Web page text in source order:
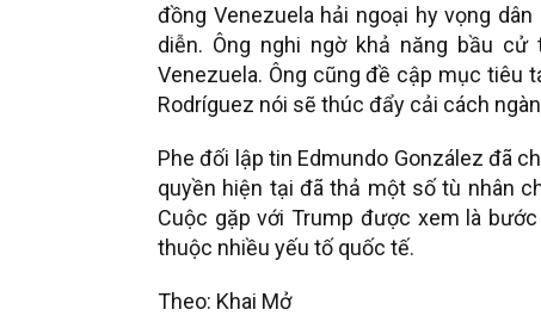
đồng Venezuela hải ngoại hy vọng
diễn. Ông nghi ngờ khả năng bầu
Venezuela. Ông cũng đề cập mục tiêu
Rodríguez nói sẽ thúc đẩy cải cách
Phe đối lập tin Edmundo González đã
quyền hiện tại đã thả một số tù nhân
Cuộc gặp với Trump được xem là
thuộc nhiều yếu tố quốc tế.
Theo: Khai Mở